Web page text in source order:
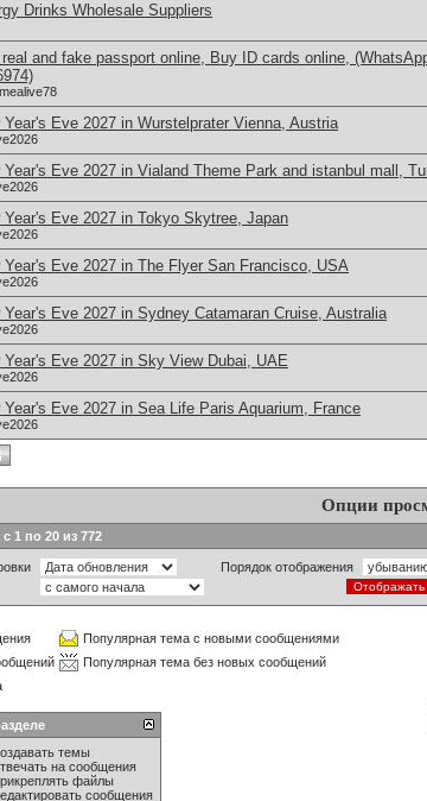
Drinks Wholesale Suppliers
real and fake passport online, Buy ID cards online,
Year's Eve 2027 in Wurstelprater Vienna, Austria
Year's Eve 2027 in Vialand Theme Park and istanbul mall,
Year's Eve 2027 in Tokyo Skytree, Japan
Year's Eve 2027 in The Flyer San Francisco, USA
Year's Eve 2027 in Sydney Catamaran Cruise, Australia
Year's Eve 2027 in Sky View Dubai, UAE
Year's Eve 2027 in Sea Life Paris Aquarium, France
Опции
1 по 20 из 772
Порядок отображения
Популярная тема с новыми сообщениями
Популярная тема без новых сообщений
темы
на сообщения
файлы
сообщения